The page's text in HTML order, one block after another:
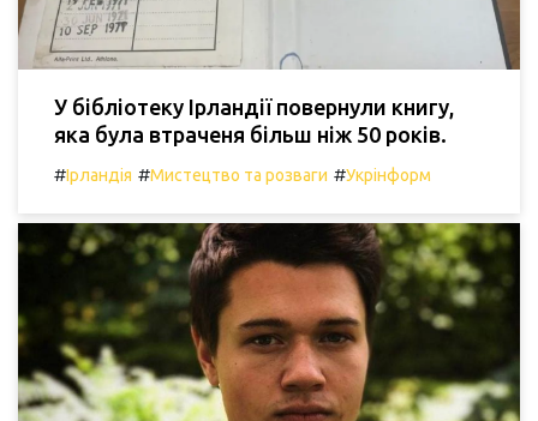
У бібліотеку Ірландії повернули книгу,
яка була втраченя більш ніж 50 років.
#Ірландія #Мистецтво та розваги #Укрінформ